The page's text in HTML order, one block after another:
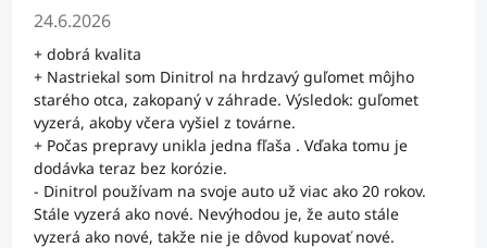
Hodnotenie obchodu je 5 z 5 hviezdičiek.
24.6.2026
+ dobrá kvalita
+ Nastriekal som Dinitrol na hrdzavý guľomet môjho
starého otca, zakopaný v záhrade. Výsledok: guľomet
vyzerá, akoby včera vyšiel z továrne.
+ Počas prepravy unikla jedna fľaša . Vďaka tomu je
dodávka teraz bez korózie.
- Dinitrol používam na svoje auto už viac ako 20 rokov.
Stále vyzerá ako nové. Nevýhodou je, že auto stále
vyzerá ako nové, takže nie je dôvod kupovať nové.